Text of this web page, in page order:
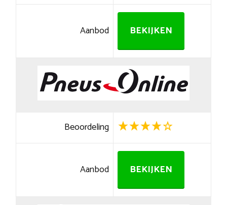
Aanbod BEKIJKEN
Beoordeling
Aanbod BEKIJKEN